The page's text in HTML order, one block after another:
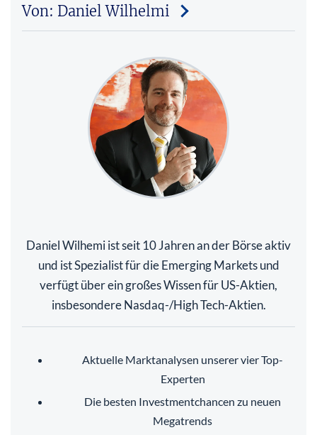
Von: Daniel Wilhelmi
Daniel Wilhemi ist seit 10 Jahren an der Börse aktiv
und ist Spezialist für die Emerging Markets und
verfügt über ein großes Wissen für US-Aktien,
insbesondere Nasdaq-/High Tech-Aktien.
Aktuelle Marktanalysen unserer vier Top-
Experten
Die besten Investmentchancen zu neuen
Megatrends